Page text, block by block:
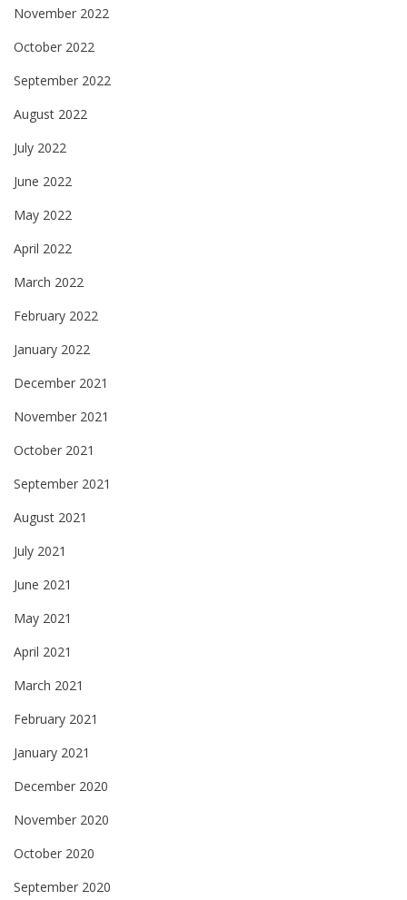
November 2022
October 2022
September 2022
August 2022
July 2022
June 2022
May 2022
April 2022
March 2022
February 2022
January 2022
December 2021
November 2021
October 2021
September 2021
August 2021
July 2021
June 2021
May 2021
April 2021
March 2021
February 2021
January 2021
December 2020
November 2020
October 2020
September 2020